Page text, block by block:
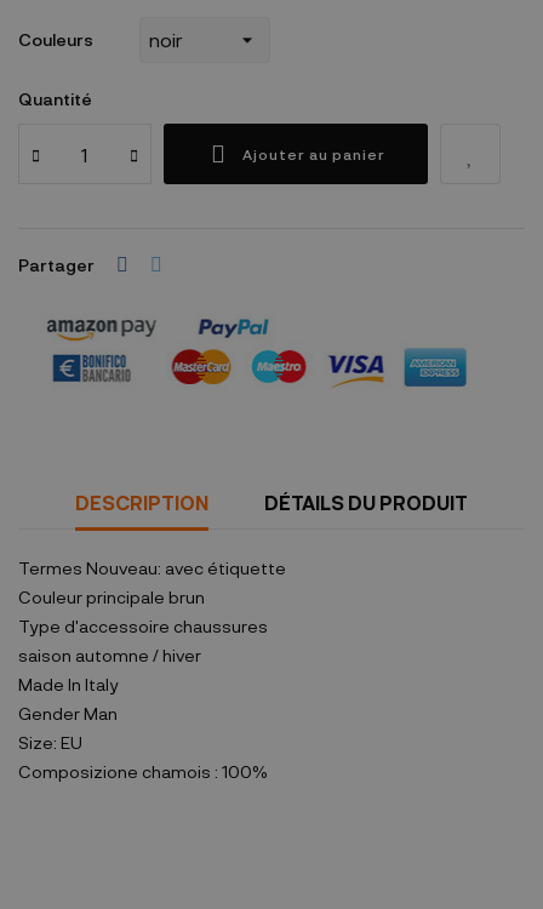
Couleurs
Quantité
Ajouter au panier
Partager
Garanties sécurité
(à modifier dans le module "Réassurance")
DESCRIPTION DÉTAILS DU PRODUIT
Termes Nouveau: avec étiquette
Couleur principale brun
Type d'accessoire chaussures
saison automne / hiver
Made In Italy
Gender Man
Size: EU
Composizione chamois : 100%